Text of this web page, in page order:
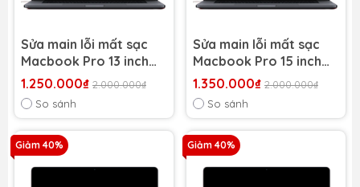
Sửa main lỗi mất sạc
Macbook Pro 13 inch
2010 A1278
1.250.000₫ 2.000.000₫
So sánh
Sửa main lỗi mất sạc
Macbook Pro 15 inch
2011 A1286
1.350.000₫ 2.000.000₫
So sánh
Giảm 40% Giảm 40%